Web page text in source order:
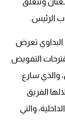
الرئيس.
تعرض
التفويض
والذي سارع
الفريق
والتي